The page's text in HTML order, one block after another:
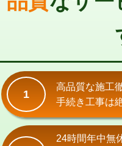
その他部品の脱着
交換・取付(単水栓（壁付
式）)
交換・取付(混合水栓（壁
式・ワンホール）)
交換・取付(排水栓・排水
1
高品質な施工
手続き工事は
24時間年中無